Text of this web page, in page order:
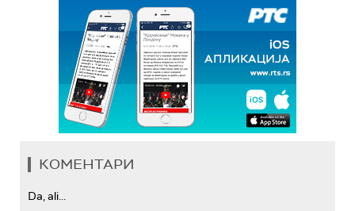
КОМЕНТАРИ
Da, ali...